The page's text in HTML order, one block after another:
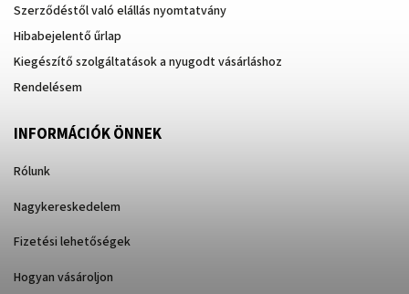
Szerződéstől való elállás nyomtatvány
Hibabejelentő űrlap
Kiegészítő szolgáltatások a nyugodt vásárláshoz
Rendelésem
INFORMÁCIÓK ÖNNEK
Rólunk
Nagykereskedelem
Fizetési lehetőségek
Hogyan vásároljon